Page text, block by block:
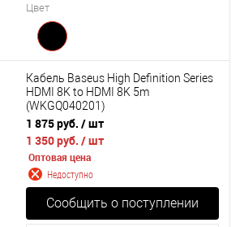
Цвет
Кабель Baseus High Definition Series
HDMI 8K to HDMI 8K 5m
(WKGQ040201)
1 875 руб. / шт
1 350 руб. / шт
Оптовая цена
Недоступно
Сообщить о поступлении